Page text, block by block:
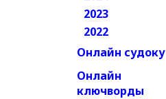
2023
2022
Онлайн судоку
Онлайн
ключворды